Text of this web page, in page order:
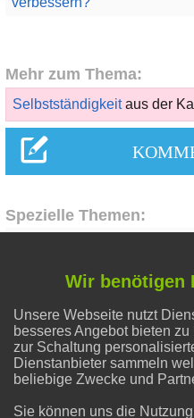
Mehr zum Thema:
Selbstständigkeitaus der
Spezielle Themen:
Liebe &
Natron und
Wir benötigen
Unsere Webseite nutzt
besseres Angebot bieten
zur Schaltung
Dienstanbieter sammeln
beliebige Zwecke und
Sie können uns die